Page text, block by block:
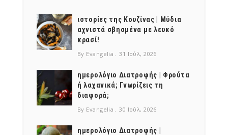
ιστορίες της Κουζίνας | Μύδια
αχνιστά σβησμένα με λευκό
κρασί!
By Evangelia 31 Ιούλ, 2026
ημερολόγιο Διατροφής | Φρούτα
ή λαχανικά; Γνωρίζεις τη
διαφορά;
By Evangelia 30 Ιούλ, 2026
ημερολόγιο Διατροφής |